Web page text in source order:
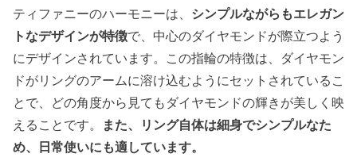
ティファニーのハーモニーは、 シンプルながらもエレガン
トなデザインが特徴で、中心のダイヤモンドが際立つよう
にデザインされています。この指輪の特徴は、ダイヤモン
ドがリングのアームに溶け込むようにセットされているこ
とで、どの角度から見てもダイヤモンドの輝きが美しく映
えることです。
また、リング自体は細身でシンプルなた
め、日常使いにも適しています。